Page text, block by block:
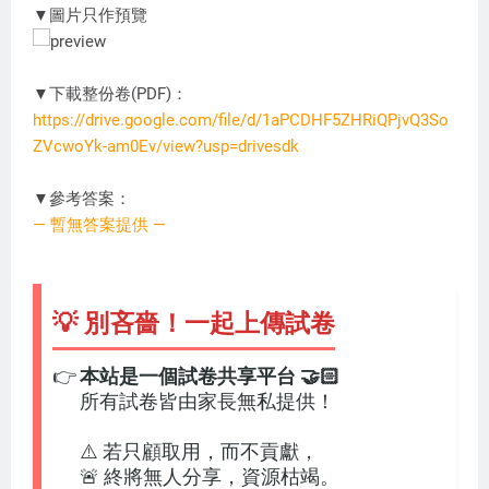
▼圖片只作預覽
▼下載整份卷(PDF)：
https://drive.google.com/file/d/1aPCDHF5ZHRiQPjvQ3So
ZVcwoYk-am0Ev/view?usp=drivesdk
▼參考答案：
— 暫無答案提供 —
💡 別吝嗇！一起上傳試卷
本站是一個試卷共享平台 🤝🏻
👉
所有試卷皆由家長無私提供！
⚠️ 若只顧取用，而不貢獻，
🚨 終將無人分享，資源枯竭。